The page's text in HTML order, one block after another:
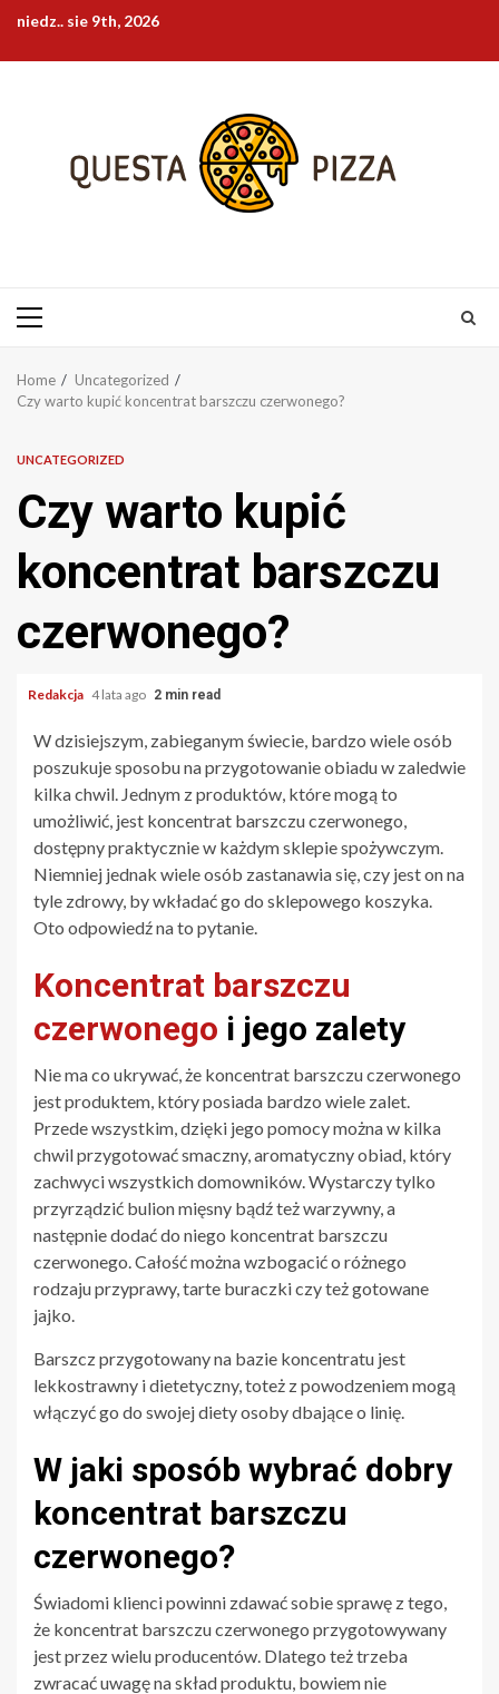
Skip
content
niedz.. sie 9th, 2026
Primary
Home
Uncategorized
Czy warto kupić koncentrat barszczu czerwonego?
UNCATEGORIZED
Czy warto kupić
koncentrat barszczu
czerwonego?
Redakcja 4 lata ago 2 min read
W dzisiejszym, zabieganym świecie, bardzo wiele osób
poszukuje sposobu na przygotowanie obiadu w zaledwie
kilka chwil. Jednym z produktów, które mogą to
umożliwić, jest koncentrat barszczu czerwonego,
dostępny praktycznie w każdym sklepie spożywczym.
Niemniej jednak wiele osób zastanawia się, czy jest on na
tyle zdrowy, by wkładać go do sklepowego koszyka.
Oto odpowiedź na to pytanie.
Koncentrat barszczu
czerwonego i jego zalety
Nie ma co ukrywać, że koncentrat barszczu czerwonego
jest produktem, który posiada bardzo wiele zalet.
Przede wszystkim, dzięki jego pomocy można w kilka
chwil przygotować smaczny, aromatyczny obiad, który
zachwyci wszystkich domowników. Wystarczy tylko
przyrządzić bulion mięsny bądź też warzywny, a
następnie dodać do niego koncentrat barszczu
czerwonego. Całość można wzbogacić o różnego
rodzaju przyprawy, tarte buraczki czy też gotowane
jajko.
Barszcz przygotowany na bazie koncentratu jest
lekkostrawny i dietetyczny, toteż z powodzeniem mogą
włączyć go do swojej diety osoby dbające o linię.
W jaki sposób wybrać dobry
koncentrat barszczu
czerwonego?
Świadomi klienci powinni zdawać sobie sprawę z tego,
że koncentrat barszczu czerwonego przygotowywany
jest przez wielu producentów. Dlatego też trzeba
zwracać uwagę na skład produktu, bowiem nie